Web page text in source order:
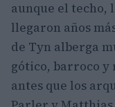
aunque el techo,
llegaron años
de Tyn alberga
gótico, barroco y
antes que los